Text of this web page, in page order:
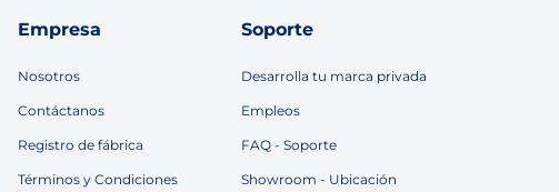
Empresa
Nosotros
Contáctanos
Registro de fábrica
Términos y Condiciones
Soporte
Desarrolla tu marca privada
Empleos
FAQ - Soporte
Showroom - Ubicación